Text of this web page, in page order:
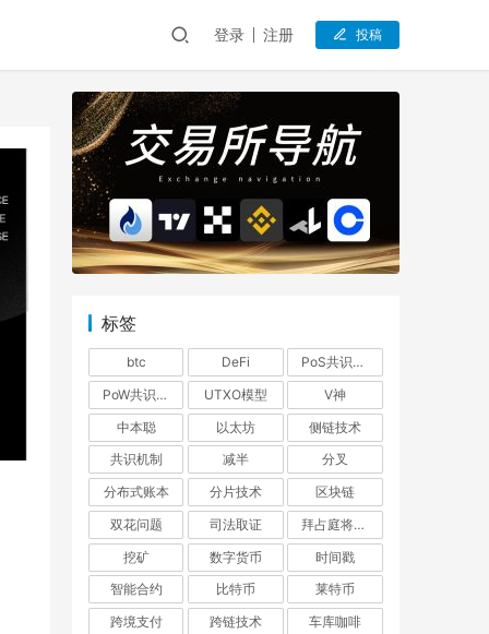
登录 注册 投稿
标签
btc DeFi
PoS共识机制
PoW共识机制
UTXO模型
V神
中本聪
以太坊
侧链技术
共识机制
减半
分叉
分布式账本
分片技术
区块链
双花问题
司法取证
拜占庭将军问题
挖矿
数字货币
时间戳
智能合约
比特币
莱特币
跨境支付
跨链技术
车库咖啡